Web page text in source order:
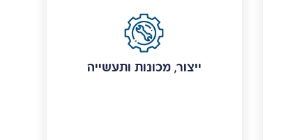
ייצור, מכונות ותעשייה